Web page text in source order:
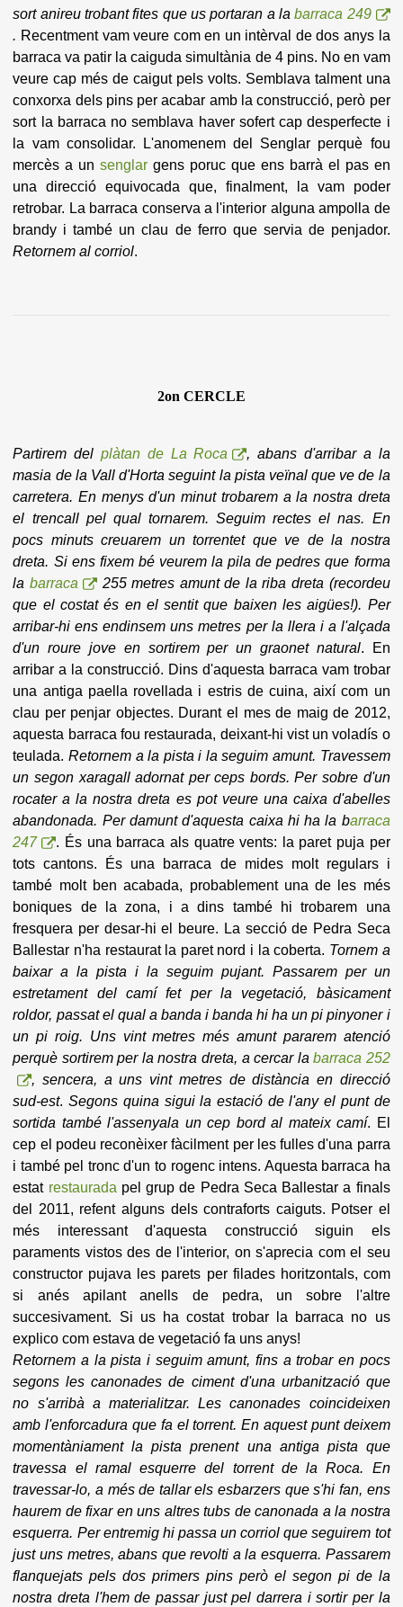
sort anireu trobant fites que us portaran a labarraca 249
. Recentment vam veure com en un intèrval de dos anys la
barraca va patir la caiguda simultània de 4 pins. No en vam
veure cap més de caigut pels volts. Semblava talment una
conxorxa dels pins per acabar amb la construcció, però per
sort la barraca no semblava haver sofert cap desperfecte i
la vam consolidar. L'anomenem del Senglar perquè fou
mercès a unsenglar gens poruc que ens barrà el pas en
una direcció equivocada que, finalment, la vam poder
retrobar. La barraca conserva a l'interior alguna ampolla de
brandy i també un clau de ferro que servia de penjador.
Retornem al corriol.
2on CERCLE
Partirem delplàtan de La Roca
, abans d'arribar a la
masia de la Vall d'Horta seguint la pista veïnal que ve de la
carretera. En menys d'un minut trobarem a la nostra dreta
el trencall pel qual tornarem. Seguim rectes el nas. En
pocs minuts creuarem un torrentet que ve de la nostra
dreta. Si ens fixem bé veurem la pila de pedres que forma
labarraca
255 metres amunt de la riba dreta (recordeu
que el costat és en el sentit que baixen les aigües!). Per
arribar-hi ens endinsem uns metres per la llera i a l'alçada
d'un roure jove en sortirem per un graonet natural. En
arribar a la construcció. Dins d'aquesta barraca vam trobar
una antiga paella rovellada i estris de cuina, així com un
clau per penjar objectes. Durant el mes de maig de 2012,
aquesta barraca fou restaurada, deixant-hi vist un voladís o
teulada.Retornem a la pista i la seguim amunt. Travessem
un segon xaragall adornat per ceps bords. Per sobre d'un
rocater a la nostra dreta es pot veure una caixa d'abelles
abandonada. Per damunt d'aquesta caixa hi ha la barraca
247
. És una barraca als quatre vents: la paret puja per
tots cantons. És una barraca de mides molt regulars i
també molt ben acabada, probablement una de les més
boniques de la zona, i a dins també hi trobarem una
fresquera per desar-hi el beure. La secció de Pedra Seca
Ballestar n'ha restaurat la paret nord i la coberta. Tornem a
baixar a la pista i la seguim pujant. Passarem per un
estretament del camí fet per la vegetació, bàsicament
roldor, passat el qual a banda i banda hi ha un pi pinyoner i
un pi roig. Uns vint metres més amunt pararem atenció
perquè sortirem per la nostra dreta, a cercar labarraca 252
, sencera, a uns vint metres de distància en direcció
sud-est.Segons quina sigui la estació de l'any el punt de
sortida també l'assenyala un cep bord al mateix camí. El
cep el podeu reconèixer fàcilment per les fulles d'una parra
i també pel tronc d'un to rogenc intens. Aquesta barraca ha
estat restaurada pel grup de Pedra Seca Ballestar a finals
del 2011, refent alguns dels contraforts caiguts. Potser el
més interessant d'aquesta construcció siguin els
paraments vistos des de l'interior, on s'aprecia com el seu
constructor pujava les parets per filades horitzontals, com
si anés apilant anells de pedra, un sobre l'altre
succesivament. Si us ha costat trobar la barraca no us
explico com estava de vegetació fa uns anys!
Retornem a la pista i seguim amunt, fins a trobar en pocs
segons les canonades de ciment d'una urbanització que
no s'arribà a materialitzar. Les canonades coincideixen
amb l'enforcadura que fa el torrent. En aquest punt deixem
momentàniament la pista prenent una antiga pista que
travessa el ramal esquerre del torrent de la Roca. En
travessar-lo, a més de tallar els esbarzers que s'hi fan, ens
haurem de fixar en uns altres tubs de canonada a la nostra
esquerra. Per entremig hi passa un corriol que seguirem tot
just uns metres, abans que revolti a la esquerra. Passarem
flanquejats pels dos primers pins però el segon pi de la
nostra dreta l'hem de passar just pel darrera i sortir per la